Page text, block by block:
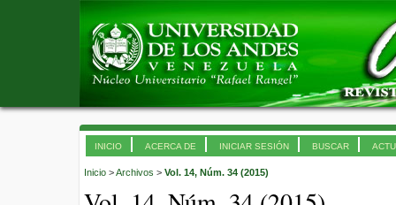
INICIO ACERCA DE INICIAR SESIÓN BUSCAR
Inicio >Archivos > Vol. 14, Núm. 34 (2015)